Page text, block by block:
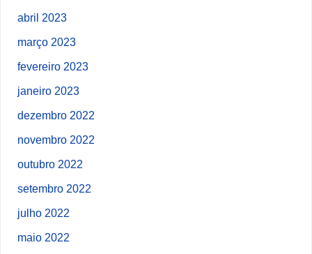
abril 2023
março 2023
fevereiro 2023
janeiro 2023
dezembro 2022
novembro 2022
outubro 2022
setembro 2022
julho 2022
maio 2022